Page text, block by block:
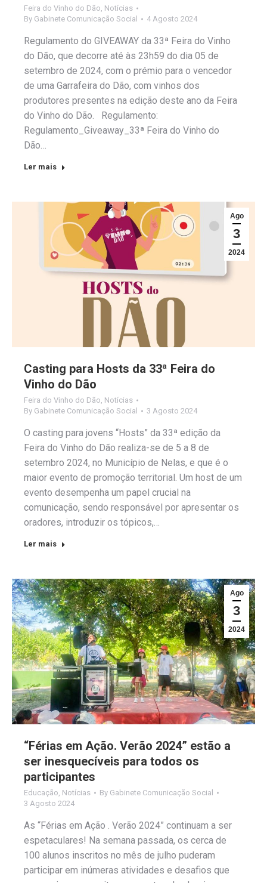
Feira do Vinho do Dão Notícias
By Gabinete Comunicação Social 4 Agosto 2024
Regulamento do GIVEAWAY da 33ª Feira do Vinho
do Dão, que decorre até às 23h59 do dia 05 de
setembro de 2024, com o prémio para o vencedor
de uma Garrafeira do Dão, com vinhos dos
produtores presentes na edição deste ano da Feira
do Vinho do Dão. Regulamento:
Regulamento_Giveaway_33ª Feira do Vinho do
Dão…
Ler mais
Ago
3
2024
Casting para Hosts da 33ª Feira do
Vinho do Dão
Feira do Vinho do Dão, Notícias
By Gabinete Comunicação Social 3 Agosto 2024
O casting para jovens “Hosts” da 33ª edição da
Feira do Vinho do Dão realiza-se de 5 a 8 de
setembro 2024, no Município de Nelas, e que é o
maior evento de promoção territorial. Um host de um
evento desempenha um papel crucial na
comunicação, sendo responsável por apresentar os
oradores, introduzir os tópicos,…
Ler mais
Ago
3
2024
“Férias em Ação. Verão 2024” estão a
ser inesquecíveis para todos os
participantes
Educação, Notícias By Gabinete Comunicação Social
3 Agosto 2024
As “Férias em Ação . Verão 2024” continuam a ser
espetaculares! Na semana passada, os cerca de
100 alunos inscritos no mês de julho puderam
participar em inúmeras atividades e desafios que